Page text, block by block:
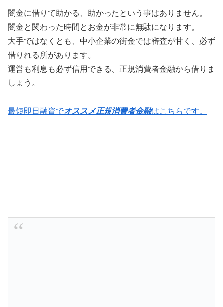
闇金に借りて助かる、助かったという事はありません。
闇金と関わった時間とお金が非常に無駄になります。
大手ではなくとも、中小企業の街金では審査が甘く、必ず
借りれる所があります。
運営も利息も必ず信用できる、正規消費者金融から借りま
しょう。
最短即日融資でオススメ正規消費者金融はこちらです。